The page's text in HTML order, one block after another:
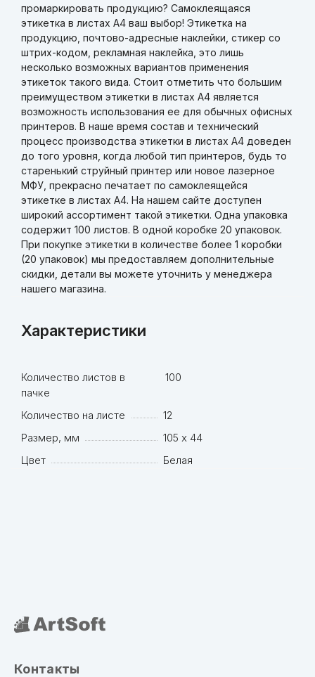
промаркировать продукцию? Самоклеящаяся
этикетка в листах А4 ваш выбор! Этикетка на
продукцию, почтово-адресные наклейки, стикер со
штрих-кодом, рекламная наклейка, это лишь
несколько возможных вариантов применения
этикеток такого вида. Стоит отметить что большим
преимуществом этикетки в листах А4 является
возможность использования ее для обычных офисных
принтеров. В наше время состав и технический
процесс производства этикетки в листах А4 доведен
до того уровня, когда любой тип принтеров, будь то
старенький струйный принтер или новое лазерное
МФУ, прекрасно печатает по самоклеящейся
этикетке в листах А4. На нашем сайте доступен
широкий ассортимент такой этикетки. Одна упаковка
содержит 100 листов. В одной коробке 20 упаковок.
При покупке этикетки в количестве более 1 коробки
(20 упаковок) мы предоставляем дополнительные
скидки, детали вы можете уточнить у менеджера
нашего магазина.
Характеристики
Количество листов в
пачке
100
Количество на листе
12
Размер, мм
105 х 44
Цвет
Белая
Контакты